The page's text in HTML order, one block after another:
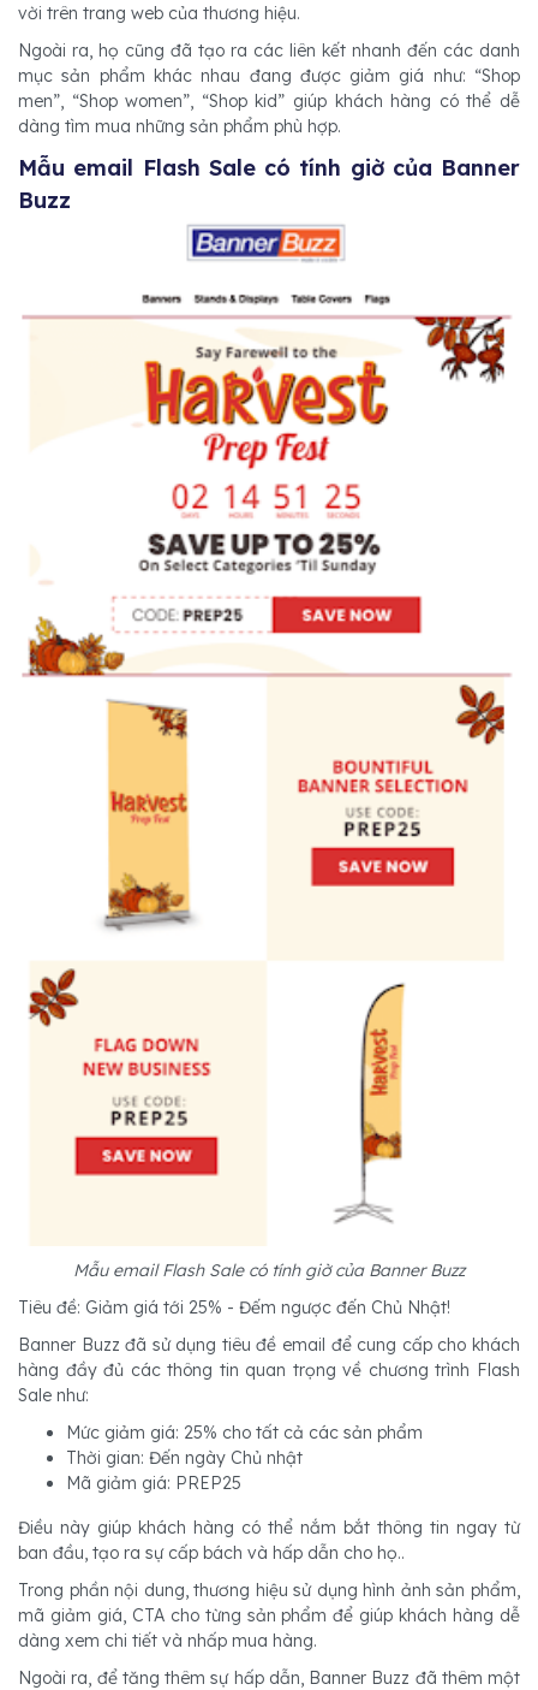
vời trên trang web của thương hiệu.
Ngoài ra, họ cũng đã tạo ra các liên kết nhanh đến các danh
mục sản phẩm khác nhau đang được giảm giá như: “Shop
men”, “Shop women”, “Shop kid” giúp khách hàng có thể dễ
dàng tìm mua những sản phẩm phù hợp.
Mẫu email Flash Sale có tính giờ của Banner
Buzz
Mẫu email Flash Sale có tính giờ của Banner Buzz
Tiêu đề: Giảm giá tới 25% - Đếm ngược đến Chủ Nhật!
Banner Buzz đã sử dụng tiêu đề email để cung cấp cho khách
hàng đầy đủ các thông tin quan trọng về chương trình Flash
Sale như:
Mức giảm giá: 25% cho tất cả các sản phẩm
Thời gian: Đến ngày Chủ nhật
Mã giảm giá: PREP25
Điều này giúp khách hàng có thể nắm bắt thông tin ngay từ
ban đầu, tạo ra sự cấp bách và hấp dẫn cho họ..
Trong phần nội dung, thương hiệu sử dụng hình ảnh sản phẩm,
mã giảm giá, CTA cho từng sản phẩm để giúp khách hàng dễ
dàng xem chi tiết và nhấp mua hàng.
Ngoài ra, để tăng thêm sự hấp dẫn, Banner Buzz đã thêm một